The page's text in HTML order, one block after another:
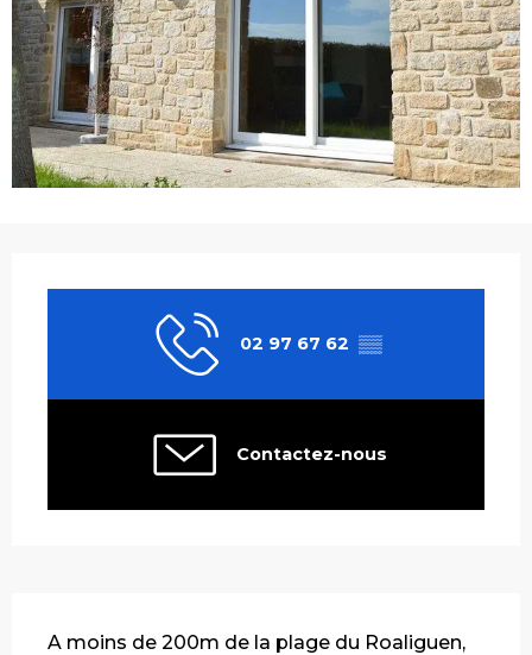
02 97 67 62 ▒▒
Contactez-nous
A moins de 200m de la plage du Roaliguen,